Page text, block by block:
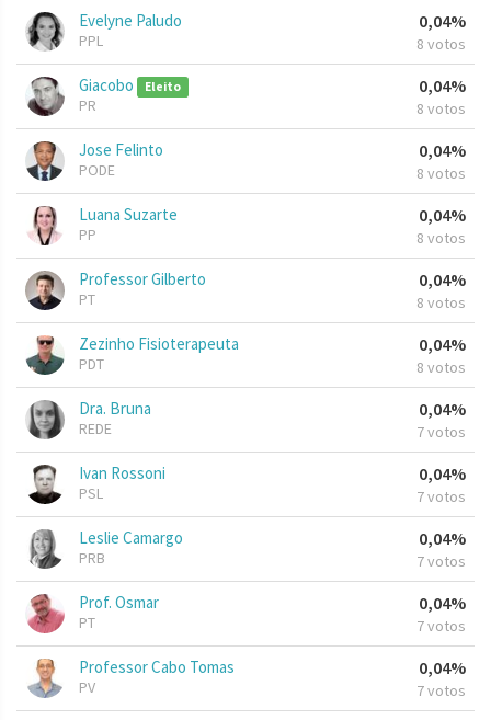
Evelyne Paludo
PPL
0,04%
8 votos
Giacobo Eleito
PR
0,04%
8 votos
Jose Felinto
PODE
0,04%
8 votos
Luana Suzarte
PP
0,04%
8 votos
Professor Gilberto
PT
0,04%
8 votos
Zezinho Fisioterapeuta
PDT
0,04%
8 votos
Dra. Bruna
REDE
0,04%
7 votos
Ivan Rossoni
PSL
0,04%
7 votos
Leslie Camargo
PRB
0,04%
7 votos
Prof. Osmar
PT
0,04%
7 votos
Professor Cabo Tomas
PV
0,04%
7 votos